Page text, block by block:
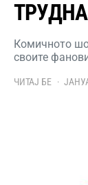
ТРУДНА
Комичното
своите
ЧИТАЈ БЕ